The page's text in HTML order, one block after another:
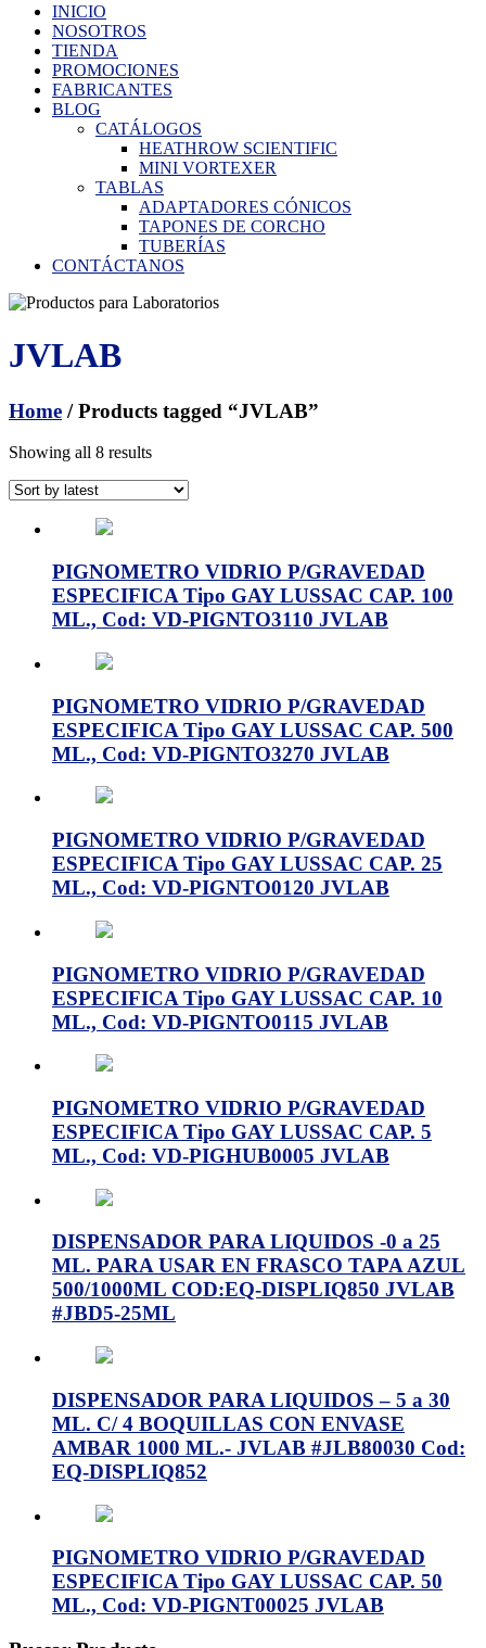
INICIO
NOSOTROS
TIENDA
PROMOCIONES
FABRICANTES
BLOG
CATÁLOGOS
HEATHROW SCIENTIFIC
MINI VORTEXER
TABLAS
ADAPTADORES CÓNICOS
TAPONES DE CORCHO
TUBERÍAS
CONTÁCTANOS
JVLAB
Home / Products tagged “JVLAB”
Showing all 8 results
PIGNOMETRO VIDRIO P/GRAVEDAD
ESPECIFICA Tipo GAY LUSSAC CAP. 100
ML., Cod: VD-PIGNTO3110 JVLAB
PIGNOMETRO VIDRIO P/GRAVEDAD
ESPECIFICA Tipo GAY LUSSAC CAP. 500
ML., Cod: VD-PIGNTO3270 JVLAB
PIGNOMETRO VIDRIO P/GRAVEDAD
ESPECIFICA Tipo GAY LUSSAC CAP. 25
ML., Cod: VD-PIGNTO0120 JVLAB
PIGNOMETRO VIDRIO P/GRAVEDAD
ESPECIFICA Tipo GAY LUSSAC CAP. 10
ML., Cod: VD-PIGNTO0115 JVLAB
PIGNOMETRO VIDRIO P/GRAVEDAD
ESPECIFICA Tipo GAY LUSSAC CAP. 5
ML., Cod: VD-PIGHUB0005 JVLAB
DISPENSADOR PARA LIQUIDOS -0 a 25
ML. PARA USAR EN FRASCO TAPA AZUL
500/1000ML COD:EQ-DISPLIQ850 JVLAB
#JBD5-25ML
DISPENSADOR PARA LIQUIDOS – 5 a 30
ML. C/ 4 BOQUILLAS CON ENVASE
AMBAR 1000 ML.- JVLAB #JLB80030 Cod:
EQ-DISPLIQ852
PIGNOMETRO VIDRIO P/GRAVEDAD
ESPECIFICA Tipo GAY LUSSAC CAP. 50
ML., Cod: VD-PIGNT00025 JVLAB